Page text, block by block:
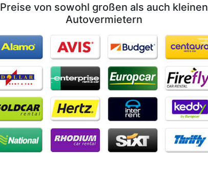
Preise von sowohl großen als auch kleinen
Autovermietern